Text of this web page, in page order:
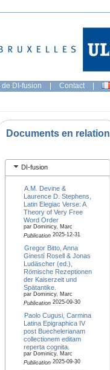
DI-fusion | Contact |
Documents en relation
DI-fusion
A.M. Devine &
Laurence D. Stephens,
Latin Elegiac Verse: A
Theory of Very Free
Word Order
par Dominicy, Marc
Publication2025-12-31
Gregor Bitto, Anna
Ginestí Rosell & Jonas
Ludäscher (ed.),
Römische Rezeptionen
der Kaiserzeit und
Spätantike.
par Dominicy, Marc
Publication2025-09-30
Paolo Cugusi, Carmina
Latina Epigraphica IV
post Buechelerianam
collectionem editam
reperta cognita.
par Dominicy, Marc
Publication2025-09-30